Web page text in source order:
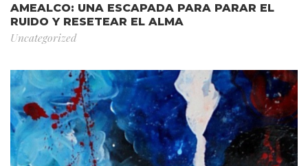
AMEALCO: UNA ESCAPADA PARA PARAR EL
RUIDO Y RESETEAR EL ALMA
Uncategorized